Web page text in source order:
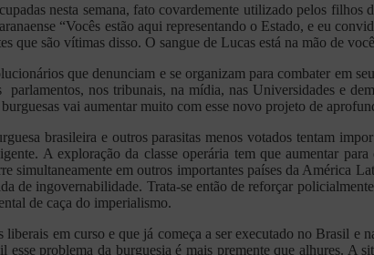
nesta semana, fato covardemente utilizado pelos
“Vocês estão aqui representando o Estado, e eu
que são vítimas disso. O sangue de Lucas está na mão de
que denunciam e se organizam para combater em
nos tribunais, na mídia, nas Universidades e
vai aumentar muito com esse novo projeto de
brasileira e outros parasitas menos votados tentam
A exploração da classe operária tem que aumentar
em outros importantes países da América
de ingovernabilidade. Trata-se então de reforçar
de caça do imperialismo.
em curso e que já começa a ser executado no Brasil e
problema da burguesia é mais premente que alhures. A